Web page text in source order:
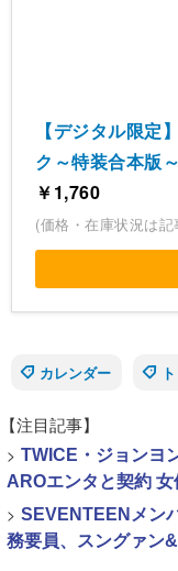
【デジタル限定
ク～特装合本版
￥1,760
(価格・在庫状況は
カレンダー
【注目記事】
> TWICE・ジョンヨ
AROエンタと契約
> SEVENTEENメン
務要員、スングァン